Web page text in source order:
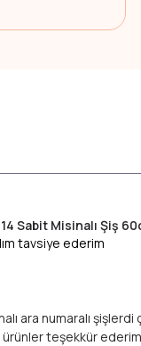
Sabit Misinalı Şiş
tavsiye ederim
ara numaralı
teşekkür ederim